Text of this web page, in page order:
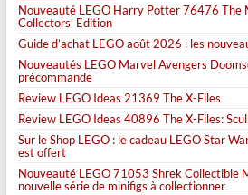
Nouveauté LEGO Harry Potter 76476 The
Collectors’ Edition
Guide d’achat LEGO août 2026 : les
Nouveautés LEGO Marvel Avengers
précommande
Review LEGO Ideas 21369 The X-Files
Review LEGO Ideas 40896 The X-Files:
Sur le Shop LEGO : le cadeau LEGO Star
est offert
Nouveauté LEGO 71053 Shrek Collectible
nouvelle série de minifigs à collectionner